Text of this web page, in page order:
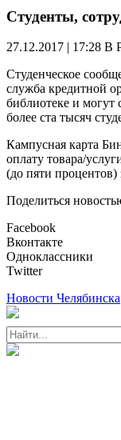
Студенты,
27.12.2017 | 17:28 В
Студенческое
служба кредитной
библиотеке и могут
более ста тысяч
Кампусная карта
оплату товара/
(до пяти
Поделиться
Facebook
Вконтакте
Одноклассники
Twitter
Новости Челябинска